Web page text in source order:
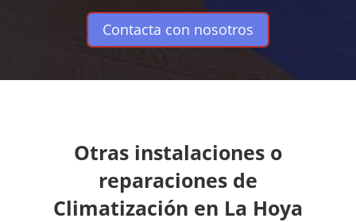
Contacta con nosotros
Otras instalaciones o
reparaciones de
Climatización en La Hoya